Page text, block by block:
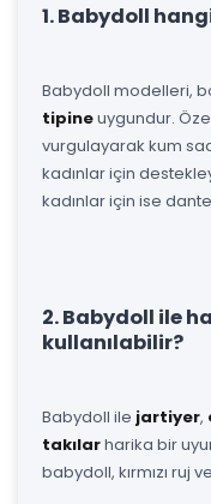
1. Babydoll
Babydoll modelleri,
tipineuygundur.
vurgulayarak kum
kadınlar için
kadınlar için ise
2. Babydoll ile
kullanılabilir?
Babydoll ile jartiyer,
takılarharika bir
babydoll, kırmızı ruj